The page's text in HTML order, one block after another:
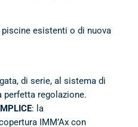
esistenti o di nuova
di serie, al sistema di
perfetta regolazione.
: la
IMM’Ax con